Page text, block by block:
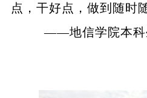
点，干好点，做到随时
——地信学院本科